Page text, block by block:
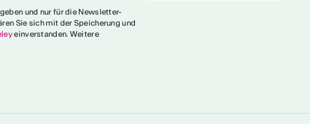
und nur für die Newsletter-
Sie sich mit der Speicherung und
einverstanden. Weitere